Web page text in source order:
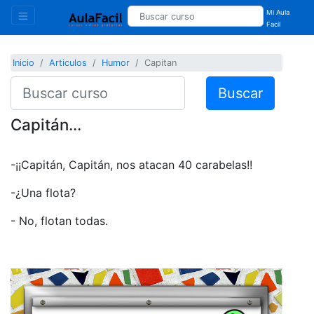
Mi Aula
Facil
Inicio Articulos Humor Capitan
Buscar
Capitán...
-¡¡Capitán, Capitán, nos atacan 40 carabelas!!
-¿Una flota?
- No, flotan todas.